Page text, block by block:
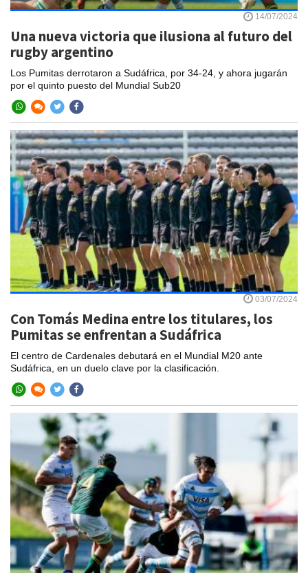
14/07/2024
Una nueva victoria que ilusiona al futuro del
rugby argentino
Los Pumitas derrotaron a Sudáfrica, por 34-24, y ahora jugarán
por el quinto puesto del Mundial Sub20
03/07/2024
Con Tomás Medina entre los titulares, los
Pumitas se enfrentan a Sudáfrica
El centro de Cardenales debutará en el Mundial M20 ante
Sudáfrica, en un duelo clave por la clasificación.